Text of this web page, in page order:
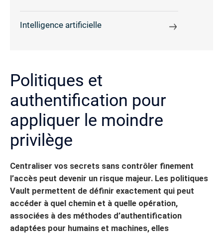
Intelligence artificielle
Politiques et
authentification pour
appliquer le moindre
privilège
Centraliser vos secrets sans contrôler finement
l’accès peut devenir un risque majeur. Les politiques
Vault permettent de définir exactement qui peut
accéder à quel chemin et à quelle opération,
associées à des méthodes d’authentification
adaptées pour humains et machines, elles